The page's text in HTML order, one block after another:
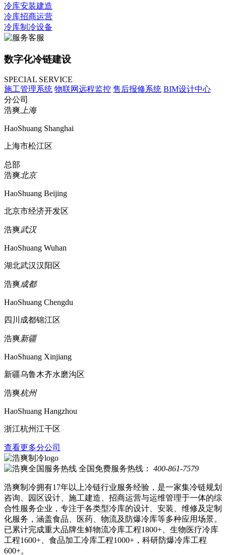
冷库安装建造
冷库招商运营
冷库制冷设备
数字化冷链建设
SPECIAL SERVICE
施工管理系统 物联网远程监控 售后报修系统 BIM设计中心
分公司
浩爽上海
HaoShuang Shanghai
上海市松江区
总部
浩爽北京
HaoShuang Beijing
北京市经济开发区
浩爽武汉
HaoShuang Wuhan
湖北武汉汉阳区
浩爽成都
HaoShuang Chengdu
四川成都锦江区
浩爽新疆
HaoShuang Xinjiang
新疆乌鲁木齐水磨沟区
浩爽杭州
HaoShuang Hangzhou
浙江杭州江干区
查看更多分公司
全国免费服务热线： 400-861-7579
浩爽制冷拥有17年以上冷链行业服务经验，是一家集冷链规划
咨询、园区设计、施工建造、招商运营与运维管理于一体的综
合性服务企业，专注于各类型冷库的设计、安装、维修及定制
化服务，涵盖食品、医药、物流及防爆冷库等多种应用场景。
已累计完成重大品牌生鲜物流冷库工程1800+、生物医疗冷库
工程1600+、食品加工冷库工程1000+，科研防爆冷库工程
600+。